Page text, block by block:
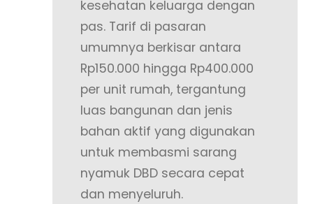
kesehatan keluarga dengan
pas. Tarif di pasaran
umumnya berkisar antara
Rp150.000 hingga Rp400.000
per unit rumah, tergantung
luas bangunan dan jenis
bahan aktif yang digunakan
untuk membasmi sarang
nyamuk DBD secara cepat
dan menyeluruh.